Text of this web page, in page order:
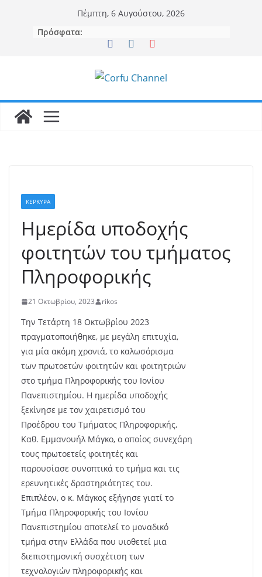
περιεχόμενο
Πέμπτη, 6 Αυγούστου, 2026
Πρόσφατα:
ΚΕΡΚΥΡΑ
Ημερίδα υποδοχής
φοιτητών του τμήματος
Πληροφορικής
21 Οκτωβρίου, 2023 rikos
Την Τετάρτη 18 Οκτωβρίου 2023
πραγματοποιήθηκε, με μεγάλη επιτυχία,
για μία ακόμη χρονιά, το καλωσόρισμα
των πρωτοετών φοιτητών και φοιτητριών
στο τμήμα Πληροφορικής του Ιονίου
Πανεπιστημίου. Η ημερίδα υποδοχής
ξεκίνησε με τον χαιρετισμό του
Προέδρου του Τμήματος Πληροφορικής,
Καθ. Εμμανουήλ Μάγκο, ο οποίος συνεχάρη
τους πρωτοετείς φοιτητές και
παρουσίασε συνοπτικά το τμήμα και τις
ερευνητικές δραστηριότητες του.
Επιπλέον, ο κ. Μάγκος εξήγησε γιατί το
Τμήμα Πληροφορικής του Ιονίου
Πανεπιστημίου αποτελεί το μοναδικό
τμήμα στην Ελλάδα που υιοθετεί μια
διεπιστημονική συσχέτιση των
τεχνολογιών πληροφορικής και